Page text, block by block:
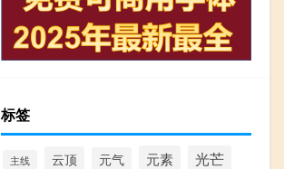
标签
主线 云顶 元气 元素 光芒